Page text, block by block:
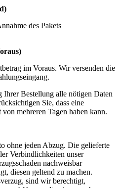
des Pakets
im Voraus. Wir versenden die
Ihrer Bestellung alle nötigen Daten
Sie, dass eine
mehreren Tagen haben kann.
ohne jeden Abzug. Die gelieferte
Verbindlichkeiten unser
nachweisbar
diesen geltend zu machen.
sind wir berechtigt,